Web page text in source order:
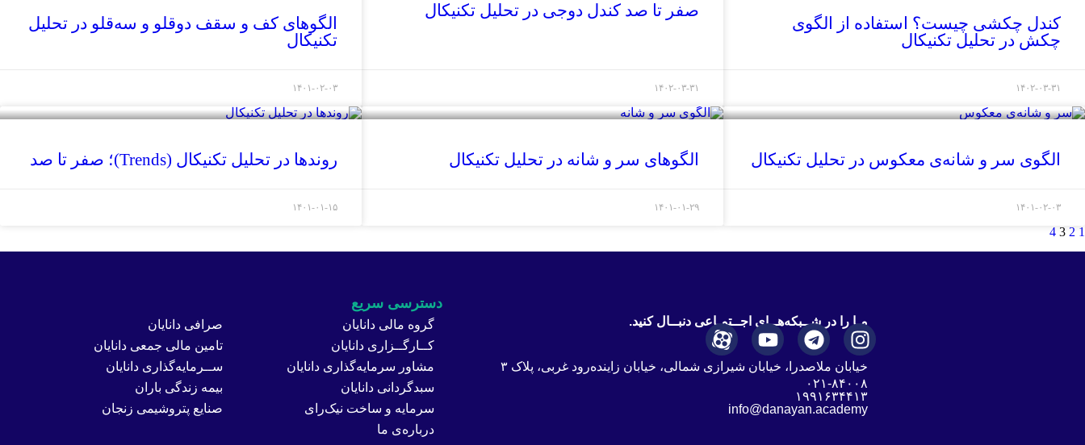
کندل چکشی چیست؟ استفاده از الگوی
چکش در تحلیل تکنیکال
۱۴۰۲-۰۳-۳۱
صفر تا صد کندل دوجی در تحلیل تکنیکال
۱۴۰۲-۰۳-۳۱
الگوهای کف و سقف دوقلو و سه‌قلو در تحلیل
تکنیکال
۱۴۰۱-۰۲-۰۳
الگوی سر و شانه‌ی معکوس در تحلیل تکنیکال
۱۴۰۱-۰۲-۰۳
الگوهای سر و شانه در تحلیل تکنیکال
۱۴۰۱-۰۱-۲۹
روندها در تحلیل تکنیکال (Trends)؛ صفر تا صد
۱۴۰۱-۰۱-۱۵
1
2
3
4
مـا را در شــبکه‌هــای اجــتمـاعی دنبــال کنید.
خیابان ملاصدرا، خیابان شیرازی شمالی، خیابان زاینده‌رود غربی، پلاک ۳
۰۲۱-۸۴۰۰۸
۱۹۹۱۶۳۴۴۱۳
info@danayan.academy
دسترسی سریع
گروه مالی دانایان
کــارگــزاری دانایان
مشاور سرمایه‌گذاری دانایان
سبدگردانی دانایان
سرمایه و ساخت نیک‌رای
درباره‌ی ما
صرافی دانایان
تامین مالی جمعی دانایان
ســرمایه‌گذاری دانایان
بیمه زندگی باران
صنایع پتروشیمی زنجان